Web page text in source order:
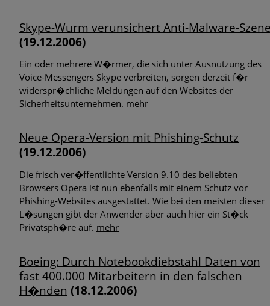
Skype-Wurm verunsichert Anti-Malware-
(19.12.2006)
Ein oder mehrere W�rmer, die sich unter Ausnutzung des
Voice-Messengers Skype verbreiten, sorgen derzeit f�r
widerspr�chliche Meldungen auf den Websites der
Sicherheitsunternehmen. mehr
Neue Opera-Version mit Phishing-Schutz
(19.12.2006)
Die frisch ver�ffentlichte Version 9.10 des beliebten
Browsers Opera ist nun ebenfalls mit einem Schutz vor
Phishing-Websites ausgestattet. Wie bei den meisten dieser
L�sungen gibt der Anwender aber auch hier ein St�ck
Privatsph�re auf. mehr
Boeing: Durch Notebookdiebstahl Daten von
fast 400.000 Mitarbeitern in den falschen
H�nden (18.12.2006)